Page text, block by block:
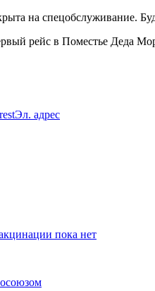
на спецобслуживание.
рейс в Поместье Деда
Эл. адрес
пока нет